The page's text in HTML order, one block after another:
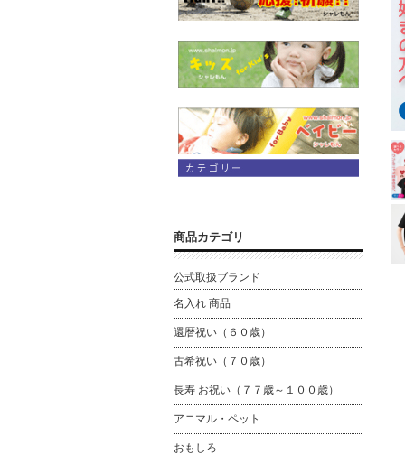
商品カテゴリ
公式取扱ブランド
名入れ 商品
還暦祝い（６０歳）
古希祝い（７０歳）
長寿 お祝い（７７歳～１００歳）
アニマル・ペット
おもしろ